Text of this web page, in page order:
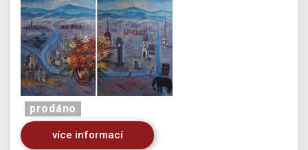
prodáno
více informací